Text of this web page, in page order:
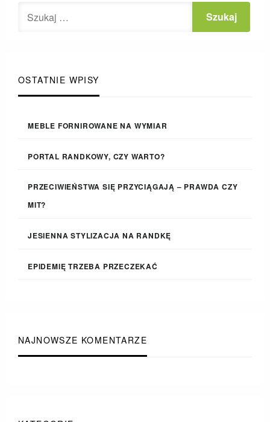
OSTATNIE WPISY
MEBLE FORNIROWANE NA WYMIAR
PORTAL RANDKOWY, CZY WARTO?
PRZECIWIEŃSTWA SIĘ PRZYCIĄGAJĄ – PRAWDA CZY
MIT?
JESIENNA STYLIZACJA NA RANDKĘ
EPIDEMIĘ TRZEBA PRZECZEKAĆ
NAJNOWSZE KOMENTARZE